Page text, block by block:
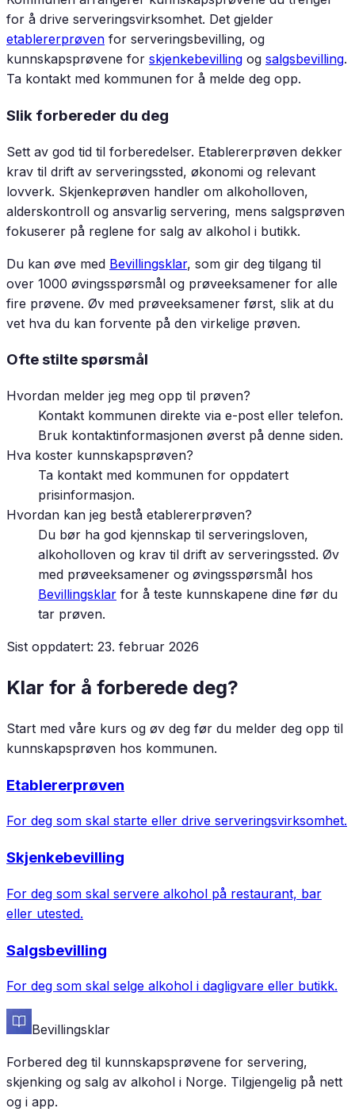
for å drive serveringsvirksomhet. Det gjelder
etablererprøven for serveringsbevilling, og
kunnskapsprøvene for skjenkebevilling og salgsbevilling.
Ta kontakt med kommunen for å melde deg opp.
Slik forbereder du deg
Sett av god tid til forberedelser. Etablererprøven dekker
krav til drift av serveringssted, økonomi og relevant
lovverk. Skjenkeprøven handler om alkoholloven,
alderskontroll og ansvarlig servering, mens salgsprøven
fokuserer på reglene for salg av alkohol i butikk.
Du kan øve med Bevillingsklar, som gir deg tilgang til
over 1000 øvingsspørsmål og prøveeksamener for alle
fire prøvene. Øv med prøveeksamener først, slik at du
vet hva du kan forvente på den virkelige prøven.
Ofte stilte spørsmål
Hvordan melder jeg meg opp til prøven?
Kontakt kommunen direkte via e-post eller telefon.
Bruk kontaktinformasjonen øverst på denne siden.
Hva koster kunnskapsprøven?
Ta kontakt med kommunen for oppdatert
prisinformasjon.
Hvordan kan jeg bestå etablererprøven?
Du bør ha god kjennskap til serveringsloven,
alkoholloven og krav til drift av serveringssted. Øv
med prøveeksamener og øvingsspørsmål hos
Bevillingsklar for å teste kunnskapene dine før du
tar prøven.
Sist oppdatert: 23. februar 2026
Klar for å forberede deg?
Start med våre kurs og øv deg før du melder deg opp til
kunnskapsprøven hos kommunen.
Etablererprøven
For deg som skal starte eller drive serveringsvirksomhet.
Skjenkebevilling
For deg som skal servere alkohol på restaurant, bar
eller utested.
Salgsbevilling
For deg som skal selge alkohol i dagligvare eller butikk.
Bevillingsklar
Forbered deg til kunnskapsprøvene for servering,
skjenking og salg av alkohol i Norge. Tilgjengelig på nett
og i app.